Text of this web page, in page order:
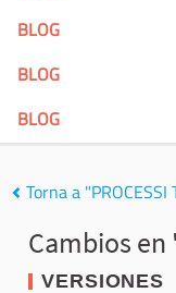
BLOG
BLOG
BLOG
Torna a "PROCESSI
Cambios en
VERSIONES